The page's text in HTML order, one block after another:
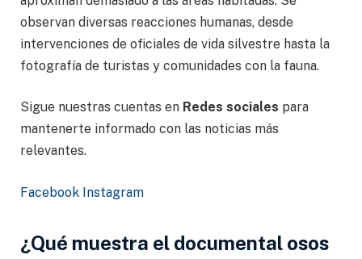
observan diversas reacciones humanas, desde
intervenciones de oficiales de vida silvestre hasta la
fotografía de turistas y comunidades con la fauna.
Sigue nuestras cuentas en Redes sociales para
mantenerte informado con las noticias más
relevantes.
Facebook Instagram
¿Qué muestra el documental osos